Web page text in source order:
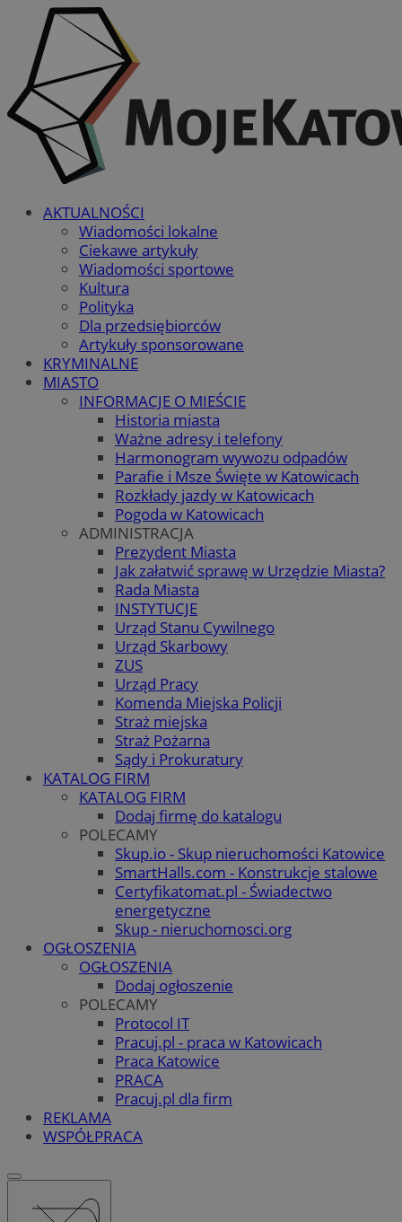
AKTUALNOŚCI
Wiadomości lokalne
Ciekawe artykuły
Wiadomości sportowe
Kultura
Polityka
Dla przedsiębiorców
Artykuły sponsorowane
KRYMINALNE
MIASTO
INFORMACJE O MIEŚCIE
Historia miasta
Ważne adresy i telefony
Harmonogram wywozu odpadów
Parafie i Msze Święte w Katowicach
Rozkłady jazdy w Katowicach
Pogoda w Katowicach
ADMINISTRACJA
Prezydent Miasta
Jak załatwić sprawę w Urzędzie Miasta?
Rada Miasta
INSTYTUCJE
Urząd Stanu Cywilnego
Urząd Skarbowy
ZUS
Urząd Pracy
Komenda Miejska Policji
Straż miejska
Straż Pożarna
Sądy i Prokuratury
KATALOG FIRM
KATALOG FIRM
Dodaj firmę do katalogu
POLECAMY
Skup.io - Skup nieruchomości Katowice
SmartHalls.com - Konstrukcje stalowe
Certyfikatomat.pl - Świadectwo
energetyczne
Skup - nieruchomosci.org
OGŁOSZENIA
OGŁOSZENIA
Dodaj ogłoszenie
POLECAMY
Protocol IT
Pracuj.pl - praca w Katowicach
Praca Katowice
PRACA
Pracuj.pl dla firm
REKLAMA
WSPÓŁPRACA